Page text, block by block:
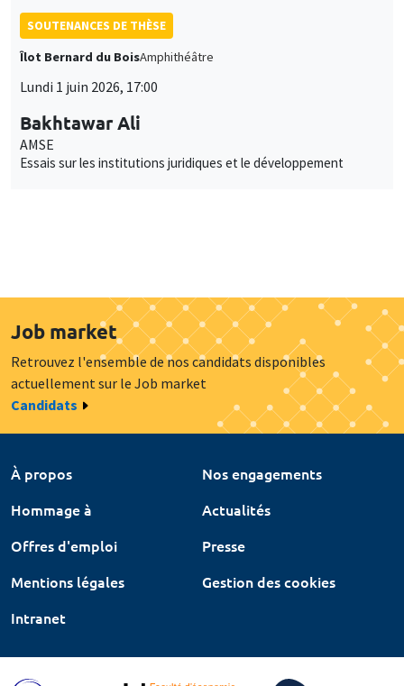
SOUTENANCES DE THÈSE
Îlot Bernard du BoisAmphithéâtre
Lundi 1 juin 2026, 17:00
Bakhtawar Ali
AMSE
Essais sur les institutions juridiques et le développement
Job market
Retrouvez l'ensemble de nos candidats disponibles
actuellement sur le Job market
Candidats
À propos
Nos engagements
Hommage à
Actualités
Offres d'emploi
Presse
Mentions légales
Gestion des cookies
Intranet